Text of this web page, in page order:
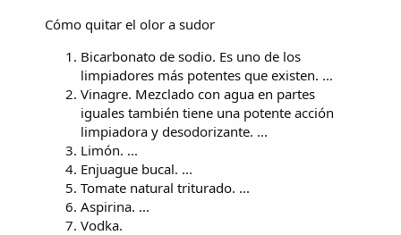
Cómo quitar el olor a sudor
Bicarbonato de sodio. Es uno de los
limpiadores más potentes que existen. ...
Vinagre. Mezclado con agua en partes
iguales también tiene una potente acción
limpiadora y desodorizante. ...
Limón. ...
Enjuague bucal. ...
Tomate natural triturado. ...
Aspirina. ...
Vodka.